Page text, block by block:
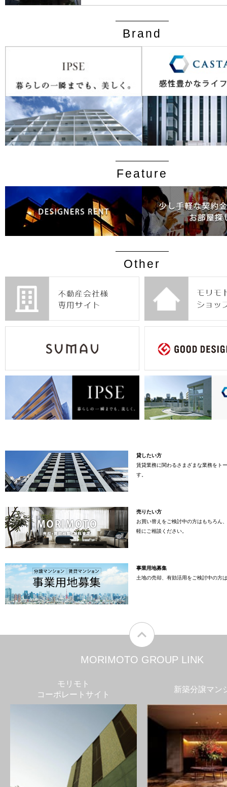
Brand
Feature
Other
貸したい方
賃貸業務に関わるさまざまな業務をト
す。
売りたい方
お買い替えをご検討中の方はもちろん
軽にご相談ください。
事業用地募集
土地の売却、有効活用をご検討中の方
MORIMOTO GROUP LINK
モリモト
コーポレートサイト
新築分譲マン